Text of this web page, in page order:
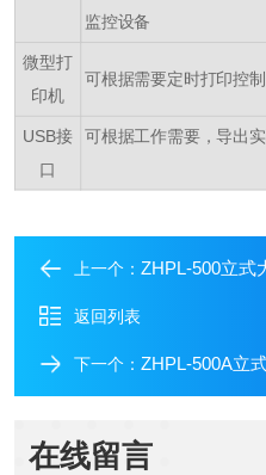
监控设备
微型打
印机
可根据需要定时打印控
USB接
口
可根据工作需要，导出
上一个： ZHPL-500立式
返回列表
下一个： ZHPL-500A立
在线留言